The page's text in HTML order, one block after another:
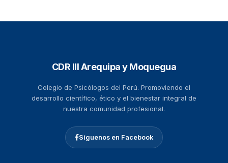
CDR III Arequipa y Moquegua
Colegio de Psicólogos del Perú. Promoviendo el
desarrollo científico, ético y el bienestar integral de
nuestra comunidad profesional.
Síguenos en Facebook